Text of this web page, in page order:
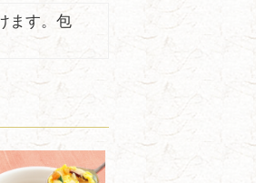
ます。包